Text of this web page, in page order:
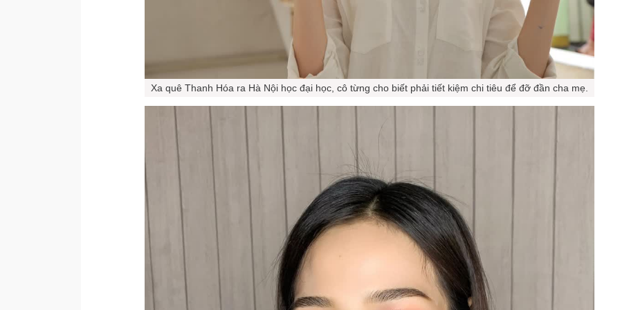
Xa quê Thanh Hóa ra Hà Nội học đại học, cô từng cho biết phải tiết kiệm chi tiêu để đỡ đần cha mẹ.